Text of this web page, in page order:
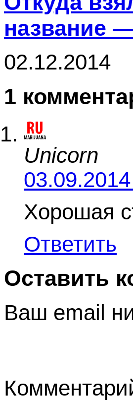
название
02.12.2014
1
Unicorn
Хорошая
Ответить
Оставить
Ваш email